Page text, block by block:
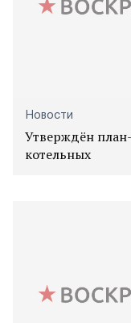
Новости
Утверждён
котельных